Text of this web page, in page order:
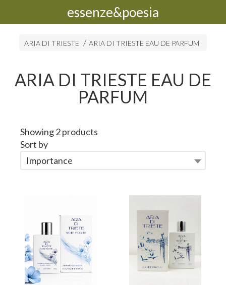
essenze&poesia
ARIA DI TRIESTE ARIA DI TRIESTE EAU DE PARFUM
ARIA DI TRIESTE EAU DE
PARFUM
Showing 2 products
Sort by
Importance